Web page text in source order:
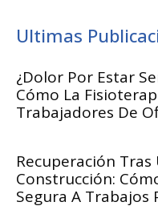
Ultimas
¿Dolor Por Estar
Cómo La
Trabajadores De
Recuperación Tras
Construcción:
Segura A Trabajos